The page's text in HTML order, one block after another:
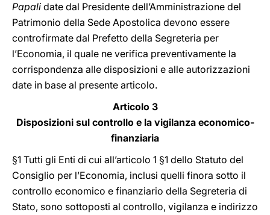
Papali date dal Presidente dell’Amministrazione del
Patrimonio della Sede Apostolica devono essere
controfirmate dal Prefetto della Segreteria per
l’Economia, il quale ne verifica preventivamente la
corrispondenza alle disposizioni e alle autorizzazioni
date in base al presente articolo.
Articolo 3
Disposizioni sul controllo e la vigilanza economico-
finanziaria
§1 Tutti gli Enti di cui all’articolo 1 §1 dello Statuto del
Consiglio per l’Economia, inclusi quelli finora sotto il
controllo economico e finanziario della Segreteria di
Stato, sono sottoposti al controllo, vigilanza e indirizzo